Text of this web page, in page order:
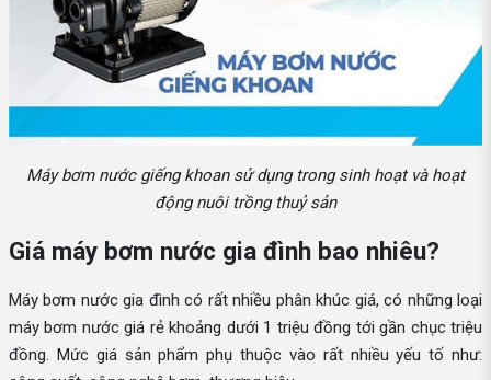
Máy bơm nước giếng khoan sử dụng trong sinh hoạt và hoạt
động nuôi trồng thuỷ sản
Giá máy bơm nước gia đình bao nhiêu?
Máy bơm nước gia đình có rất nhiều phân khúc giá, có những loại
máy bơm nước giá rẻ khoảng dưới 1 triệu đồng tới gần chục triệu
đồng. Mức giá sản phẩm phụ thuộc vào rất nhiều yếu tố như: